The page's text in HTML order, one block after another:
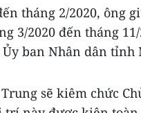
tháng 2/2020, ông
3/2020 đến tháng
ban Nhân dân tỉnh
sẽ kiêm chức